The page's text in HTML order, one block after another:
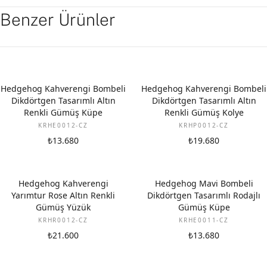
Benzer Ürünler
Hedgehog Kahverengi Bombeli
Dikdörtgen Tasarımlı Altın
Renkli Gümüş Küpe
KRHE0012-CZ
₺13.680
Hedgehog Kahverengi Bombeli
Dikdörtgen Tasarımlı Altın
Renkli Gümüş Kolye
KRHP0012-CZ
₺19.680
Hedgehog Kahverengi
Yarımtur Rose Altın Renkli
Gümüş Yüzük
KRHR0012-CZ
₺21.600
Hedgehog Mavi Bombeli
Dikdörtgen Tasarımlı Rodajlı
Gümüş Küpe
KRHE0011-CZ
₺13.680